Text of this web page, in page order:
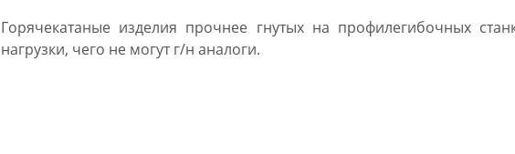
Горячекатаные изделия прочнее гнутых на профилегибочных
нагрузки, чего не могут г/н аналоги.